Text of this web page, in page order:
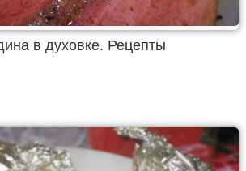
в духовке. Рецепты